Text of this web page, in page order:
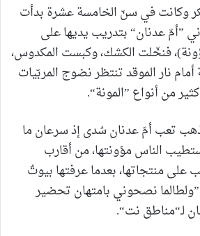
وكانت في سنّ الخامسة عشرة بدأت
”أمّ عدنان“ بتدريب يديها على
فنخّلت الكشك، وكبست المكدوس،
نار الموقد تنتظر نضوج المربّيات
من أنواع ”المونة“.
تعب أمّ عدنان سُدى إذ سرعان ما
الناس مؤونتها، من أقارب
على منتجاتها، بعدما عرفتها بيوتٌ
نصحوني بامتهان تحضير
لـ“مناطق نت“.